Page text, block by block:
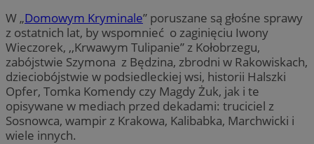
W „Domowym Kryminale” poruszane są głośne sprawy
z ostatnich lat, by wspomnieć o zaginięciu Iwony
Wieczorek, ,,Krwawym Tulipanie” z Kołobrzegu,
zabójstwie Szymona z Będzina, zbrodni w Rakowiskach,
dzieciobójstwie w podsiedleckiej wsi, historii Halszki
Opfer, Tomka Komendy czy Magdy Żuk, jak i te
opisywane w mediach przed dekadami: truciciel z
Sosnowca, wampir z Krakowa, Kalibabka, Marchwicki i
wiele innych.